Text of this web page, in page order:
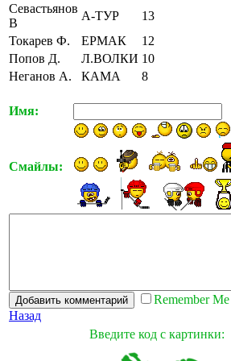
Севастьянов
В
А-ТУР
13
Токарев Ф.
ЕРМАК
12
Попов Д.
Л.ВОЛКИ 10
Неганов А.
КАМА
8
Имя:
Смайлы:
Remember Me
Назад
Введите код с картинки: